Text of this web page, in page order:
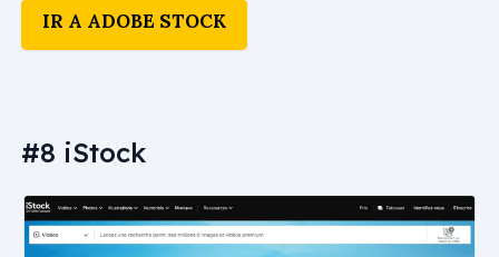
IR A ADOBE STOCK
#8 iStock